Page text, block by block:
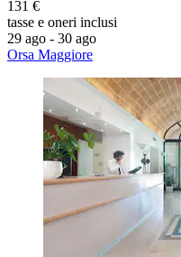
131 €
tasse e oneri inclusi
29 ago - 30 ago
Orsa Maggiore